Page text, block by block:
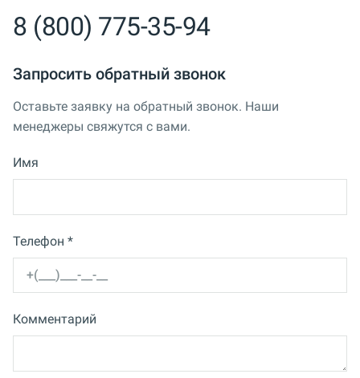
8 (800) 775-35-94
Запросить обратный звонок
Оставьте заявку на обратный звонок. Наши
менеджеры свяжутся с вами.
Имя
Телефон *
Комментарий